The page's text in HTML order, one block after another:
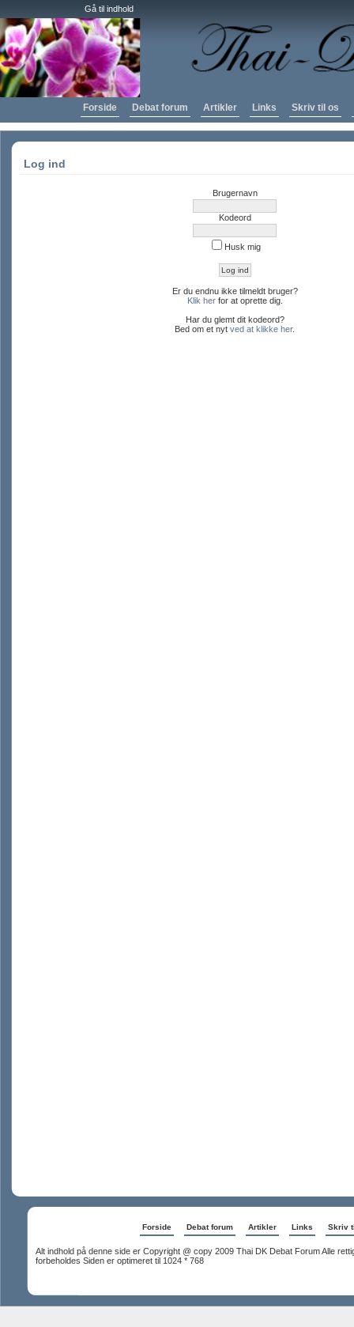
Gå til indhold
Forside Debat forum Artikler Links Skriv til os
Log ind
Brugernavn
Kodeord
Husk mig
Er du endnu ikke tilmeldt bruger?
Klik herfor at oprette dig.
Har du glemt dit kodeord?
Bed om et nyt ved at klikke her.
Forside Debat forum Artikler Links Skriv
Alt indhold på denne side er Copyright @ copy 2009 Thai DK Debat Forum Alle
forbeholdes Siden er optimeret til 1024 * 768